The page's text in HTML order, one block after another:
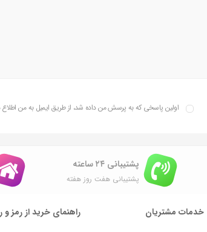
اولین پاسخی که به پرسش من داده شد، از طریق ایمیل به من اطلاع
پشتیبانی ۲۴ ساعته
پشتیبانی هفت روز هفته
خدمات مشتریان راهنمای خرید از رمز و